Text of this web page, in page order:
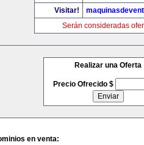
Visitar!
Serán consideradas
Realizar una Oferta
Precio Ofrecido $
en venta: